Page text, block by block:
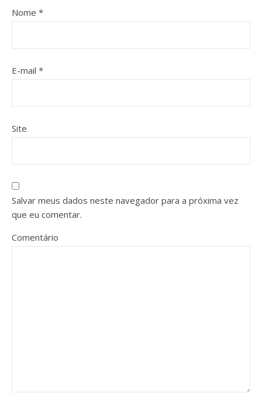
Nome *
E-mail *
Site
Salvar meus dados neste navegador para a próxima vez
que eu comentar.
Comentário